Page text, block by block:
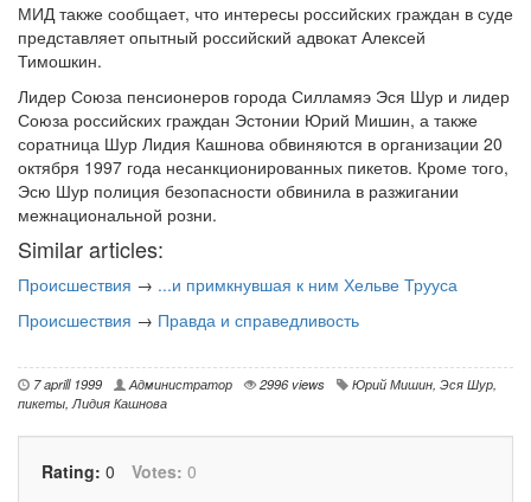
МИД также сообщает, что интересы российских граждан в суде
представляет опытный российский адвокат Алексей
Тимошкин.
Лидер Союза пенсионеров города Силламяэ Эся Шур и лидер
Союза российских граждан Эстонии Юрий Мишин, а также
соратница Шур Лидия Кашнова обвиняются в организации 20
октября 1997 года несанкционированных пикетов. Кроме того,
Эсю Шур полиция безопасности обвинила в разжигании
межнациональной розни.
Similar articles:
Происшествия → ...и примкнувшая к ним Хельве Трууса
Происшествия → Правда и справедливость
7 aprill 1999 Администратор 2996 views Юрий Мишин, Эся Шур,
пикеты,Лидия Кашнова
Rating: 0 Votes: 0